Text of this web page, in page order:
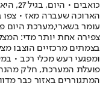
הארוכה שעברה מאז • צפו
עומר בשארי,מערכת היום
צפירה אחת יותר מדי:
בצמתים מרכזיים הוצבו
ומפגעי רעש מכלי רכב •
פועלת המערכת, חלק
המתגוררים באזור כבר